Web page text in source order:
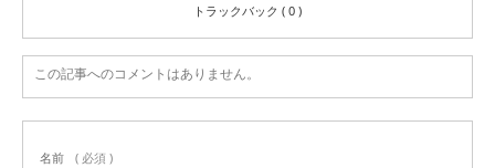
トラックバック ( 0 )
この記事へのコメントはありません。
名前 ( 必須 )